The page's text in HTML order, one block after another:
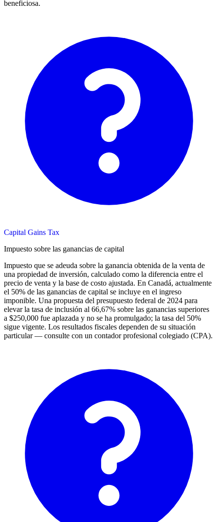
beneficiosa.
Capital Gains Tax
Impuesto sobre las ganancias de capital
Impuesto que se adeuda sobre la ganancia obtenida de la venta de
una propiedad de inversión, calculado como la diferencia entre el
precio de venta y la base de costo ajustada. En Canadá, actualmente
el 50% de las ganancias de capital se incluye en el ingreso
imponible. Una propuesta del presupuesto federal de 2024 para
elevar la tasa de inclusión al 66,67% sobre las ganancias superiores
a $250,000 fue aplazada y no se ha promulgado; la tasa del 50%
sigue vigente. Los resultados fiscales dependen de su situación
particular — consulte con un contador profesional colegiado (CPA).